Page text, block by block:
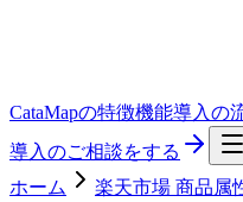
CataMapの特徴機能導入の
導入のご相談をする
ホーム
楽天市場 商品属